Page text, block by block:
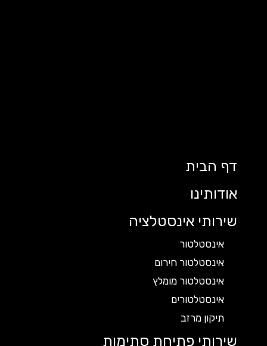
דף הבית
אודותינו
שירותי אינסטלציה
אינסטלטור
אינסטלטור חירום
אינסטלטור מומלץ
אינסטלטורים
תיקון מרזב
שירותי פתיחת סתימות